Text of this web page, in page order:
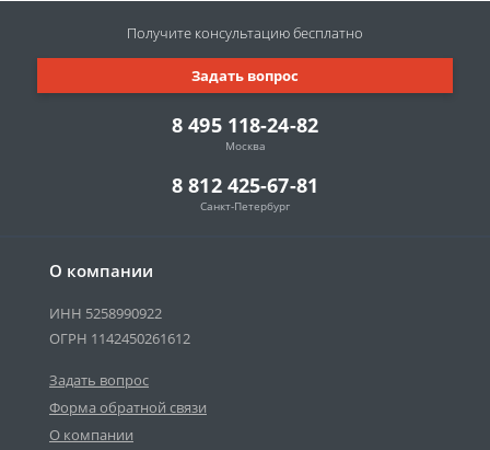
О компании
ИНН 5258990922
ОГРН 1142450261612
Задать вопрос
Форма обратной связи
О компании
8 495 118-24-82
Москва
8 812 425-67-81
Санкт-Петербург
Задать вопрос
Получите консультациюбесплатно